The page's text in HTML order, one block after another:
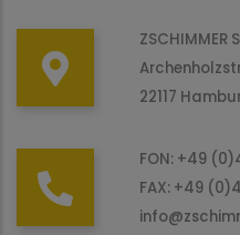
ZSCHIMMER
22117
FON: +49
FAX: +49